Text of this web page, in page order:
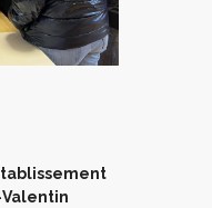
Valentin